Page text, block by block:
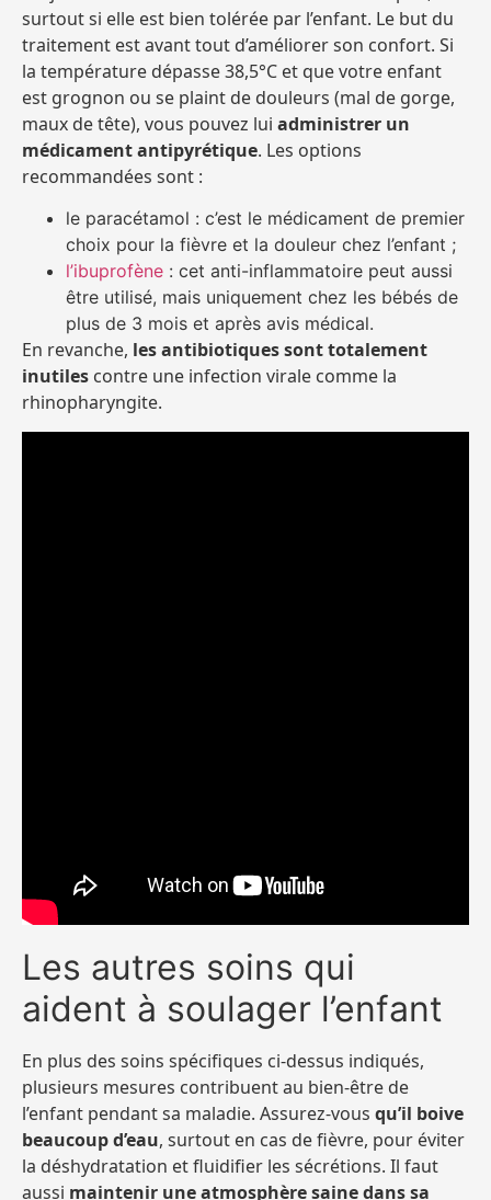
surtout si elle est bien tolérée par l’enfant. Le but du
traitement est avant tout d’améliorer son confort. Si
la température dépasse 38,5°C et que votre enfant
est grognon ou se plaint de douleurs (mal de gorge,
maux de tête), vous pouvez lui administrer un
médicament antipyrétique. Les options
recommandées sont :
le paracétamol : c’est le médicament de premier
choix pour la fièvre et la douleur chez l’enfant ;
l’ibuprofène : cet anti-inflammatoire peut aussi
être utilisé, mais uniquement chez les bébés de
plus de 3 mois et après avis médical.
En revanche, les antibiotiques sont totalement
inutiles contre une infection virale comme la
rhinopharyngite.
Les autres soins qui
aident à soulager l’enfant
En plus des soins spécifiques ci-dessus indiqués,
plusieurs mesures contribuent au bien-être de
l’enfant pendant sa maladie. Assurez-vous qu’il boive
beaucoup d’eau, surtout en cas de fièvre, pour éviter
la déshydratation et fluidifier les sécrétions. Il faut
aussi maintenir une atmosphère saine dans sa